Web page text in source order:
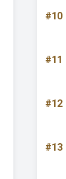
#10
#11
#12
#13